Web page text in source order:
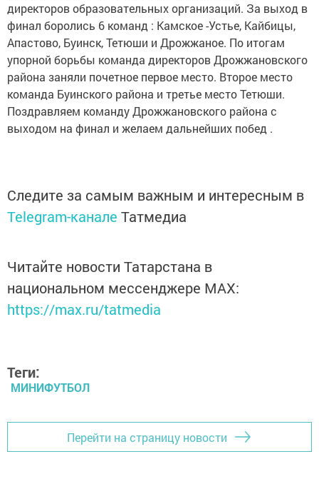
директоров образовательных организаций. За выход в
финал боролись 6 команд : Камское -Устье, Кайбицы,
Апастово, Буинск, Тетюши и Дрожжаное. По итогам
упорной борьбы команда директоров Дрожжановского
района заняли почетное первое место. Второе место
команда Буинского района и третье место Тетюши.
Поздравляем команду Дрожжановского района с
выходом на финал и желаем дальнейших побед .
Следите за самым важным и интересным в
Telegram-канале Татмедиа
Читайте новости Татарстана в
национальном мессенджере MАХ:
https://max.ru/tatmedia
Теги:
МИНИФУТБОЛ
Перейти на страницу новости